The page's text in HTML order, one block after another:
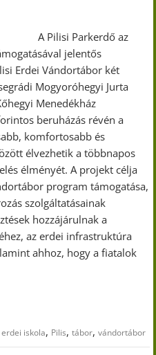
A Pilisi Parkerdő az
jelentős
Erdei Vándortábor két
Mogyoróhegyi Jurta
Menedékház
beruházás révén a
komfortosabb és
élvezhetik a többnapos
élményét. A projekt célja
program támogatása,
szolgáltatásainak
hozzájárulnak a
az erdei infrastruktúra
ahhoz, hogy a fiatalok
erdei iskola, Pilis,tábor,vándortábor